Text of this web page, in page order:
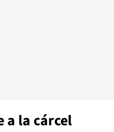
a la cárcel